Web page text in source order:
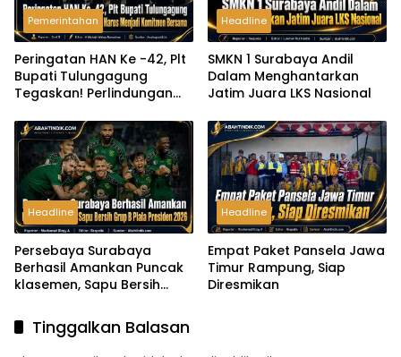
Pemerintahan
Peringatan HAN Ke -42, Plt
Bupati Tulungagung
Tegaskan! Perlindungan
Komitmen Bersama
Headline
SMKN 1 Surabaya Andil
Dalam Menghantarkan
Jatim Juara LKS Nasional
Headline
Persebaya Surabaya
Berhasil Amankan Puncak
klasemen, Sapu Bersih
Headline
Empat Paket Pansela Jawa
Timur Rampung, Siap
Diresmikan
Tinggalkan Balasan